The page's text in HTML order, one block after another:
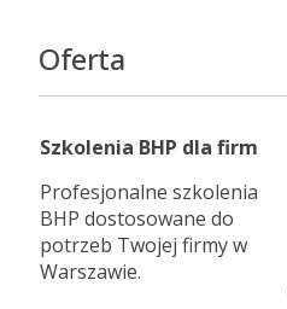
Oferta
Szkolenia BHP dla firm
Profesjonalne szkolenia
BHP dostosowane do
potrzeb Twojej firmy w
Warszawie.